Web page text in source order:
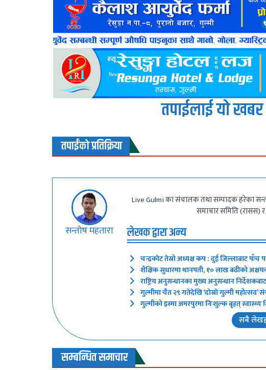
तपाईलाई यो खबर
तपाईंको प्रतिक्रिया
सन्तोष महतारा
Live Gulmi का संचालक तथा सम्पादक हरेका
समाचार समिति (रासस) र
लेखक द्वारा अन्य
चन्द्रकाेट तेस्रो अध्यक्ष कप : दुई जिल्लाबाट पाँच
शैक्षिक सुधारमा थानपती, १० लाख बढीको
राष्ट्रिय अनुसन्धानका मुख्य अनुसन्धान
गुल्मीमा चैत २९ गतेदेखि ‘दाेस्राे गुल्मी महोत्सव’
गुल्मीको इस्मा अमरपुरमा निःशुल्क बृहत्
सबै
सम्बन्धित समाचार